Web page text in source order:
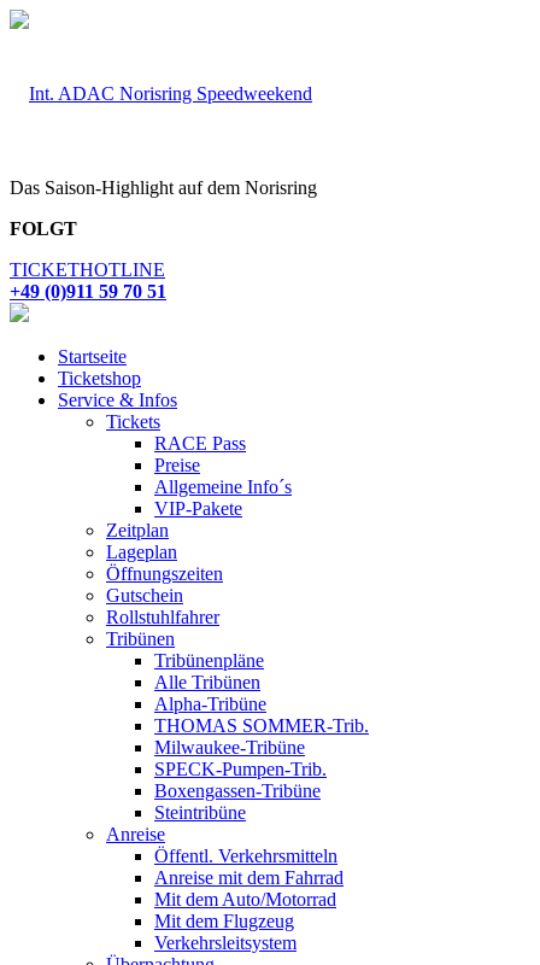
Das Saison-Highlight auf dem Norisring
FOLGT
TICKETHOTLINE
+49 (0)911 59 70 51
Startseite
Ticketshop
Service & Infos
Tickets
RACE Pass
Preise
Allgemeine Info´s
VIP-Pakete
Zeitplan
Lageplan
Öffnungszeiten
Gutschein
Rollstuhlfahrer
Tribünen
Tribünenpläne
Alle Tribünen
Alpha-Tribüne
THOMAS SOMMER-Trib.
Milwaukee-Tribüne
SPECK-Pumpen-Trib.
Boxengassen-Tribüne
Steintribüne
Anreise
Öffentl. Verkehrsmitteln
Anreise mit dem Fahrrad
Mit dem Auto/Motorrad
Mit dem Flugzeug
Verkehrsleitsystem